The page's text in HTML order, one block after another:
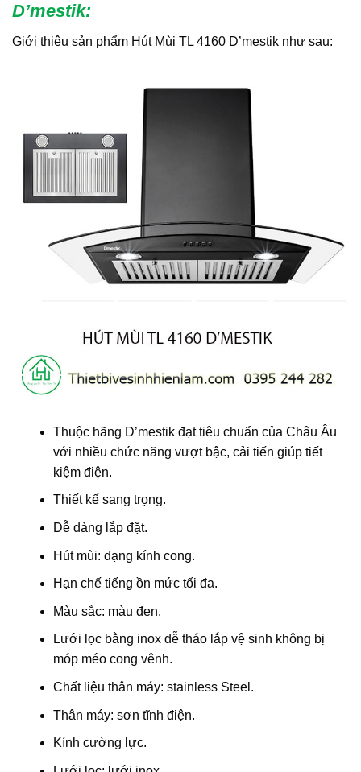
D’mestik:
Giới thiệu sản phẩm Hút Mùi TL 4160 D’mestik như sau:
Thuộc hãng D’mestik đạt tiêu chuẩn của Châu Âu
với nhiều chức năng vượt bậc, cải tiến giúp tiết
kiệm điện.
Thiết kế sang trọng.
Dễ dàng lắp đặt.
Hút mùi: dạng kính cong.
Hạn chế tiếng ồn mức tối đa.
Màu sắc: màu đen.
Lưới lọc bằng inox dễ tháo lắp vệ sinh không bị
móp méo cong vênh.
Chất liệu thân máy: stainless Steel.
Thân máy: sơn tĩnh điện.
Kính cường lực.